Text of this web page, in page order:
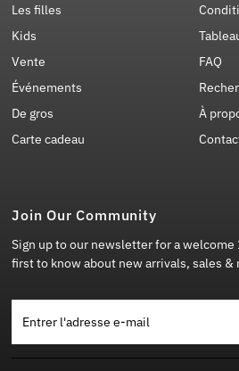
Les filles
Kids
Vente
Événements
De gros
Carte cadeau
FAQ
À
Join Our Community
Sign up to our newsletter for a
first to know about new arrivals, sales &